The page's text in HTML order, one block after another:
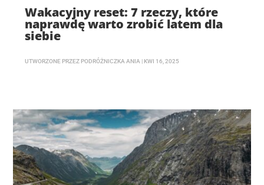
Wakacyjny reset: 7 rzeczy, które
naprawdę warto zrobić latem dla
siebie
UTWORZONE PRZEZ PODRÓŻNICZKA ANIA | KWI 16, 2025